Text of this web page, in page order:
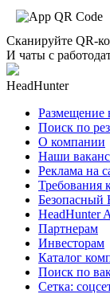
Сканируйте QR-
И чаты с
HeadHunter
Размещение
Поиск по
О компании
Наши
Реклама на
Требования
Безопасный
HeadHunter
Партнерам
Инвесторам
Каталог
Поиск по
Сетка: